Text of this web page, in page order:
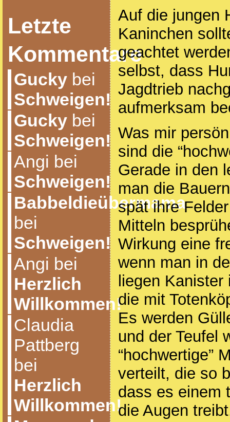
Letzte
Kommentare
Guckybei
Schweigen!
Guckybei
Schweigen!
Angi bei
Schweigen!
Babbeldieübermama
bei
Schweigen!
Angi bei
Herzlich
Willkommen!
Claudia
Pattberg
bei
Herzlich
Willkommen!
Auf die jungen
Kaninchen
geachtet
selbst, dass
Jagdtrieb
aufmerksam
Was mir
sind die
Gerade in den
man die
spät ihre
Mitteln
Wirkung eine
wenn man in
liegen
die mit
Es werden
und der Teufel
“hochwertige”
verteilt, die so
dass es einem
die Augen